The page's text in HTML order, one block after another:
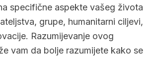
specifične aspekte vašeg života
grupe, humanitarni ciljevi,
Razumijevanje ovog
vam da bolje razumijete kako se